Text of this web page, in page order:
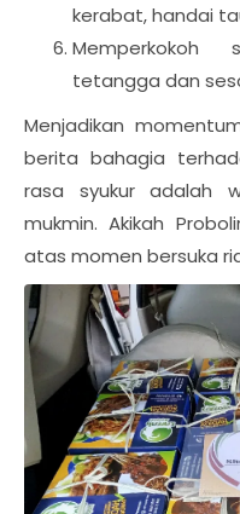
kerabat, handai
Memperkokoh
tetangga dan
Menjadikan
berita bahagia
rasa syukur adalah
mukmin. Akikah
atas momen bersuka